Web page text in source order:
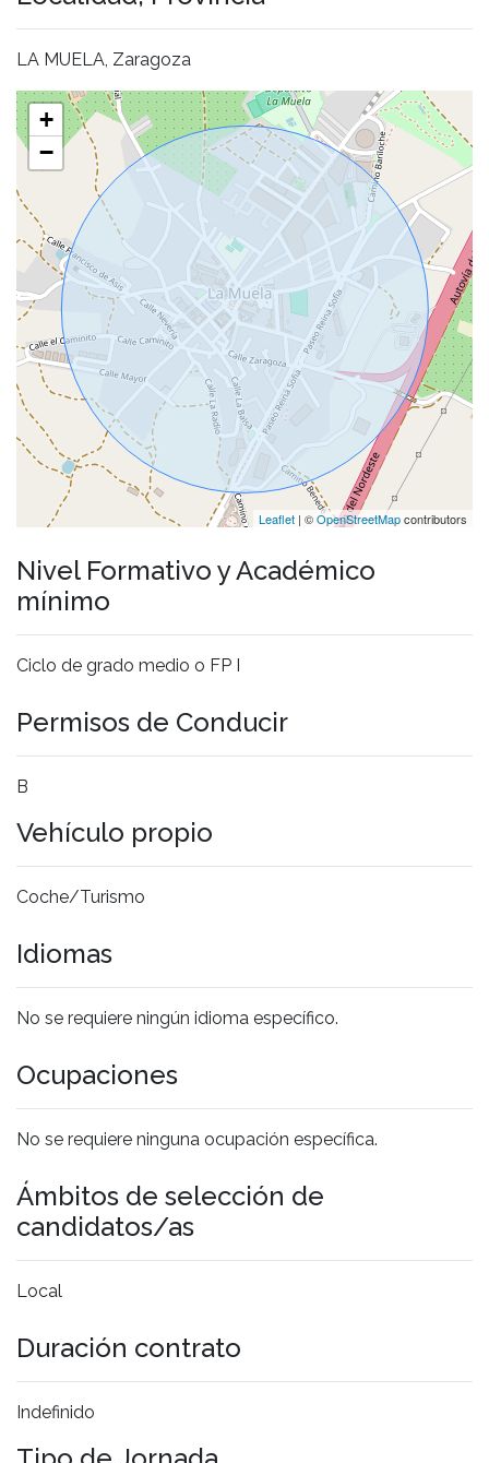
LA MUELA, Zaragoza
+
−
Leaflet | ©OpenStreetMapcontributors
Nivel Formativo y Académico
mínimo
Ciclo de grado medio o FP I
Permisos de Conducir
B
Vehículo propio
Coche/Turismo
Idiomas
No se requiere ningún idioma específico.
Ocupaciones
No se requiere ninguna ocupación específica.
Ámbitos de selección de
candidatos/as
Local
Duración contrato
Indefinido